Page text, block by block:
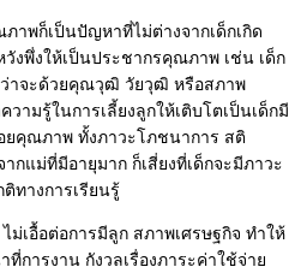
ภาพก็เป็นปัญหาที่ไม่ต่างจากเด็กเกิด
งพึ่งให้เป็นประชากรคุณภาพ เช่น เด็ก
าจะด้วยคุณวุฒิ วัยวุฒิ หรือสภาพ
ามรู้ในการเลี้ยงลูกให้เติบโตเป็นเด็กมี
ยคุณภาพ ทั้งภาวะโภชนาการ สติ
กแม่ที่มีอายุมาก ก็เสี่ยงที่เด็กจะมีภาวะ
ทางการเรียนรู้
เอื้อต่อการมีลูก สภาพเศรษฐกิจ ทำให้
การงาน กังวลเรื่องภาระค่าใช้จ่าย